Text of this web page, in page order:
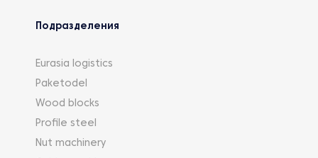
Подразделения
Eurasia logistics
Paketodel
Wood blocks
Profile steel
Nut machinery